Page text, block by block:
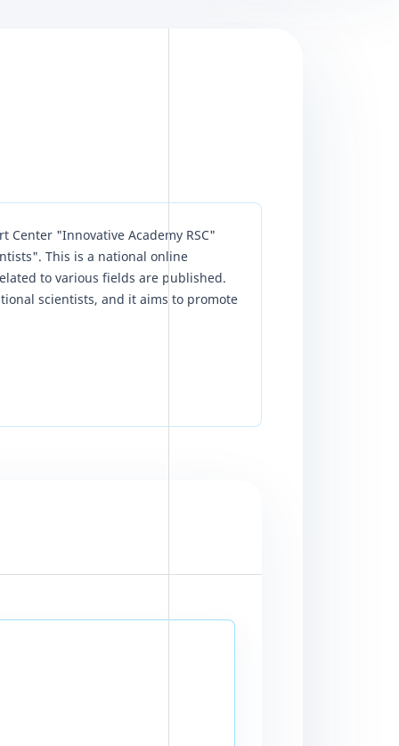
Center "Innovative Academy RSC"
This is a national online
to various fields are published.
scientists, and it aims to promote